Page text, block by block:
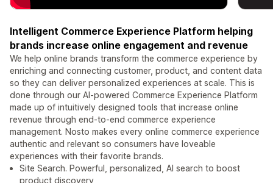
Intelligent Commerce Experience Platform helping
brands increase online engagement and revenue
We help online brands transform the commerce experience by
enriching and connecting customer, product, and content data
so they can deliver personalized experiences at scale. This is
done through our AI-powered Commerce Experience Platform
made up of intuitively designed tools that increase online
revenue through end-to-end commerce experience
management. Nosto makes every online commerce experience
authentic and relevant so consumers have loveable
experiences with their favorite brands.
Site Search. Powerful, personalized, AI search to boost
product discovery